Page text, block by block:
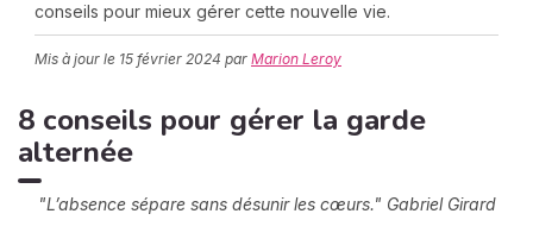
conseils pour mieux gérer cette nouvelle vie.
Mis à jour le 15 février 2024 par Marion Leroy
8 conseils pour gérer la garde
alternée
"L’absence sépare sans désunir les cœurs." Gabriel Girard